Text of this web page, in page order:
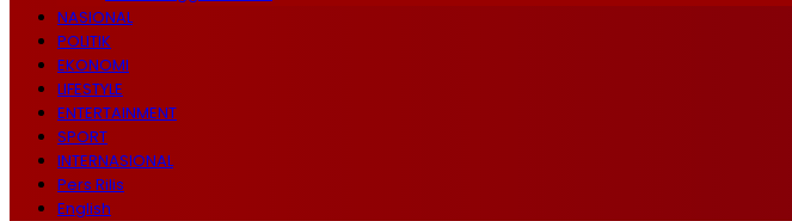
NASIONAL
POLITIK
EKONOMI
LIFESTYLE
ENTERTAINMENT
SPORT
INTERNASIONAL
Pers Rilis
English